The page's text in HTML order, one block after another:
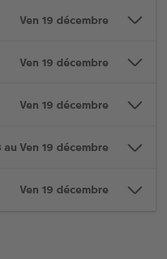
Ven 19 décembre
Ven 19 décembre
Ven 19 décembre
au Ven 19 décembre
Ven 19 décembre